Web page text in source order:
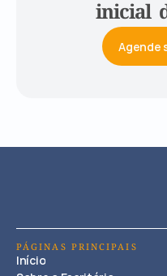
inicial
Agende
PÁGINAS PRINCIPAIS
Início